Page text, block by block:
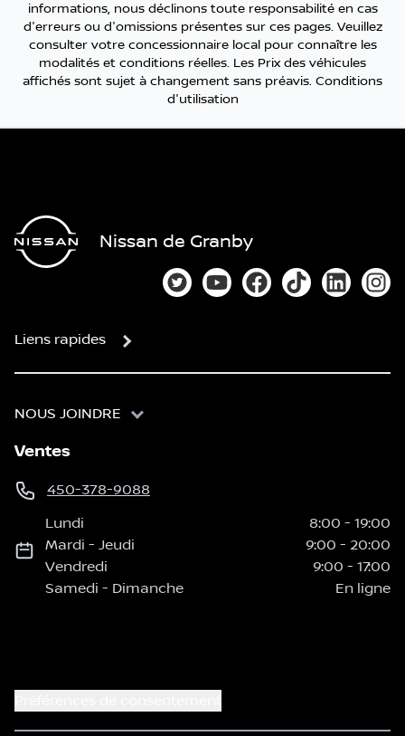
informations, nous déclinons toute responsabilité en cas
d'erreurs ou d'omissions présentes sur ces pages. Veuillez
consulter votre concessionnaire local pour connaître les
modalités et conditions réelles. Les Prix des véhicules
affichés sont sujet à changement sans préavis. Conditions
d'utilisation
Nissan de Granby
Lien vers notre compte Twitter
Lien vers notre chaîne
Lien vers notre page
Lien vers notre
Lien vers
Liens rapides
NOUS JOINDRE
Ventes
450-378-9088
Lundi 8:00 - 19:00
Mardi -Jeudi 9:00 - 20:00
Vendredi
9:00 - 17:00
Samedi - Dimanche En ligne